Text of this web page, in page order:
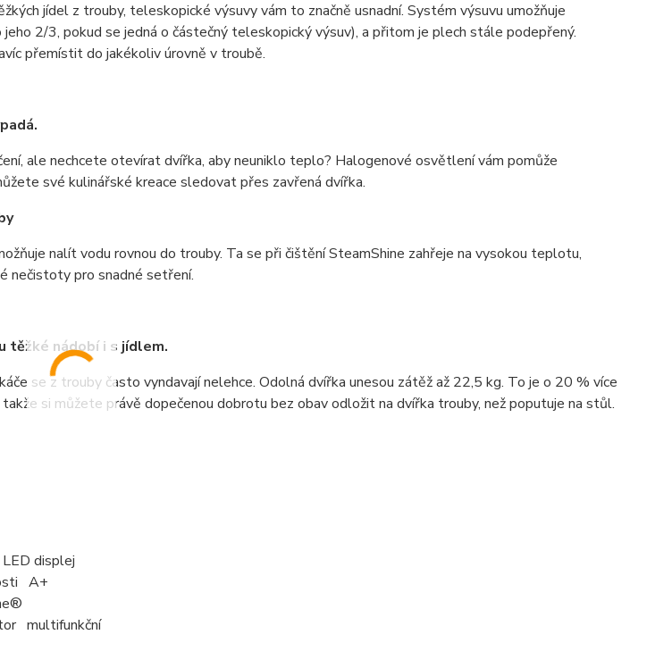
jídel z trouby, teleskopické výsuvy vám to značně usnadní. Systém výsuvu umožňuje
2/3, pokud se jedná o částečný teleskopický výsuv), a přitom je plech stále podepřený.
přemístit do jakékoliv úrovně v troubě.
ale nechcete otevírat dvířka, aby neuniklo teplo? Halogenové osvětlení vám pomůže
své kulinářské kreace sledovat přes zavřená dvířka.
nalít vodu rovnou do trouby. Ta se při čištění SteamShine zahřeje na vysokou teplotu,
nečistoty pro snadné setření.
těžké nádobí i s jídlem.
se z trouby často vyndavají nelehce. Odolná dvířka unesou zátěž až 22,5 kg. To je o 20 % více
si můžete právě dopečenou dobrotu bez obav odložit na dvířka trouby, než poputuje na stůl.
displej
A+
multifunkční